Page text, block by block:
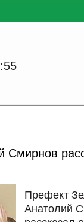
Смирнов
Префект
Анатолий